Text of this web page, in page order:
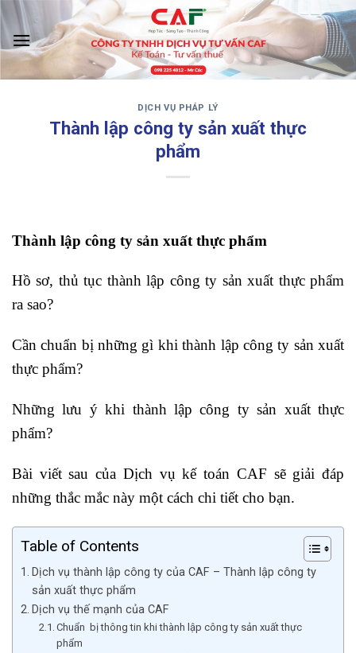
Skip
to
content
‹ ›
DỊCH VỤ PHÁP LÝ
Thành lập công ty sản xuất thực
phẩm
Thành lập công ty sản xuất thực phẩm
Hồ sơ, thủ tục thành lập công ty sản xuất thực phẩm
ra sao?
Cần chuẩn bị những gì khi thành lập công ty sản xuất
thực phẩm?
Những lưu ý khi thành lập công ty sản xuất thực
phẩm?
Bài viết sau của Dịch vụ kế toán CAF sẽ giải đáp
những thắc mắc này một cách chi tiết cho bạn.
Table of Contents
Dịch vụ thành lập công ty của CAF – Thành lập công ty
sản xuất thực phẩm
Dịch vụ thế mạnh của CAF
Chuẩn bị thông tin khi thành lập công ty sản xuất thực
phẩm